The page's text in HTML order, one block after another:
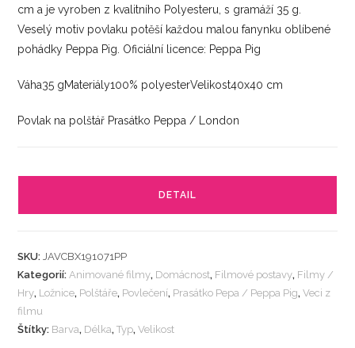
cm a je vyroben z kvalitního Polyesteru, s gramáží 35 g.
Veselý motiv povlaku potěší každou malou fanynku oblíbené
pohádky Peppa Pig. Oficiální licence: Peppa Pig
Váha35 gMateriály100% polyesterVelikost40x40 cm
Povlak na polštář Prasátko Peppa / London
DETAIL
SKU:JAVCBX191071PP
Kategorií:Animované filmy, Domácnost, Filmové postavy, Filmy /
Hry, Ložnice, Polštáře, Povlečení, Prasátko Pepa / Peppa Pig,Veci z
filmu
Štítky: Barva, Délka,Typ,Velikost